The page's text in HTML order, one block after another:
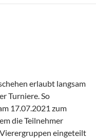
erlaubt langsam
Turniere. So
17.07.2021 zum
die Teilnehmer
eingeteilt